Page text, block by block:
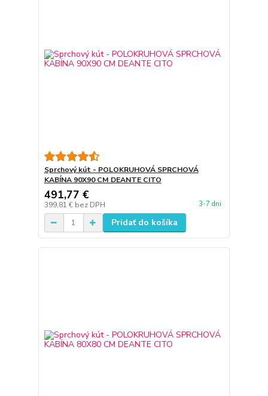
Sprchový kút - POLOKRUHOVÁ SPRCHOVÁ
KABÍNA 90X90 CM DEANTE CITO
491,77 €
399,81 € bez DPH 3-7 dni
Pridať do košíka